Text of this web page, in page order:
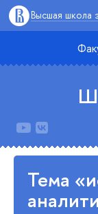
Высшая школа
Тема